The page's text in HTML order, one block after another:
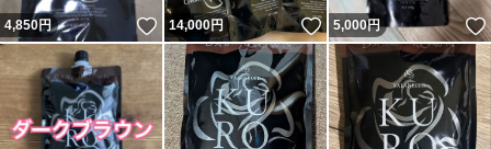
4,850円 いいね！
14,000円 いいね！
5,000円